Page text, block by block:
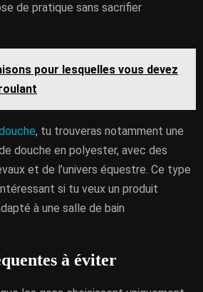
de pratique sans sacrifier
pour lesquelles vous devez
, tu trouveras notamment une
douche en polyester, avec des
et de l’univers équestre. Ce type
si tu veux un produit
à une salle de bain
à éviter